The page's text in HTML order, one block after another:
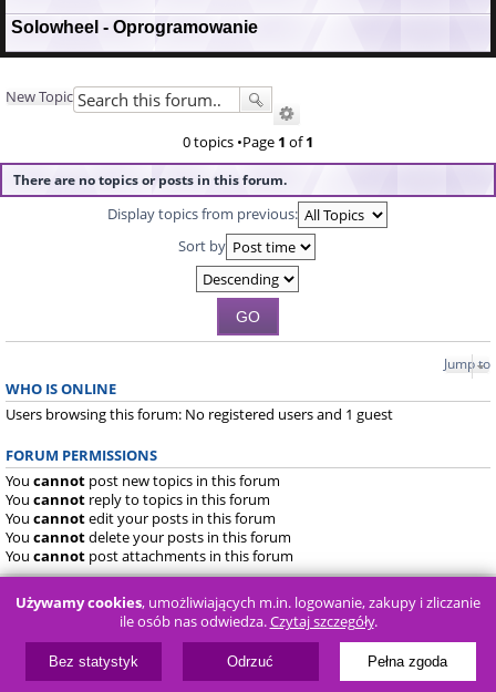
Solowheel - Oprogramowanie
New Topic
0 topics •Page 1 of1
There are no topics or posts in this forum.
Display topics from previous:
Sort by
Jump to
WHO IS ONLINE
Users browsing this forum: No registered users and 1 guest
FORUM PERMISSIONS
You cannot post new topics in this forum
You cannot reply to topics in this forum
You cannotedit your posts in this forum
You cannotdelete your posts in this forum
You cannot post attachments in this forum
Board index
FAQ
Powered byphpBB ® Forum Software © phpBB Limited
Używamy cookies, umożliwiających m.in. logowanie, zakupy i zliczanie
ile osób nas odwiedza.Czytaj szczegóły.
Bez statystyk Odrzuć Pełna zgoda